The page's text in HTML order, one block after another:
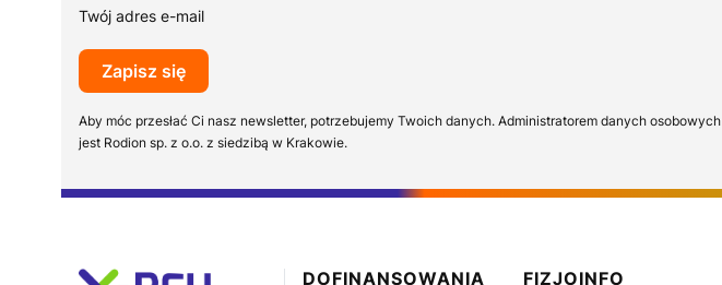
Twój adres e-mail
Zapisz się
Aby móc przesłać Ci nasz newsletter, potrzebujemy Twoich danych. Administratorem danych osobowych
jest Rodion sp. z o.o. z siedzibą w Krakowie.
DOFINANSOWANIA
FIZJOINFO